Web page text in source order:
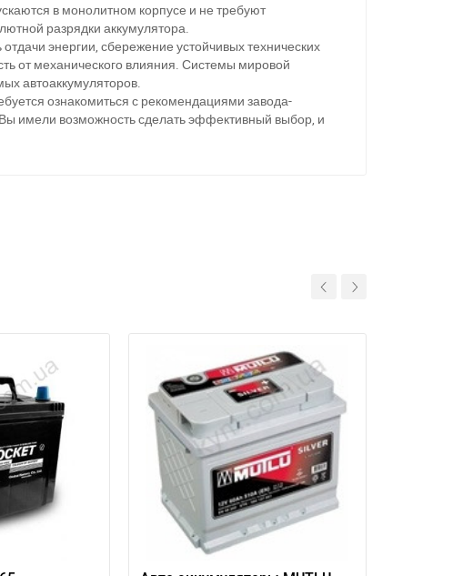
в монолитном корпусе и не требуют
разрядки аккумулятора.
энергии, сбережение устойчивых технических
от механического влияния. Системы мировой
автоаккумуляторов.
ознакомиться с рекомендациями завода-
имели возможность сделать эффективный выбор, и
600-51-11